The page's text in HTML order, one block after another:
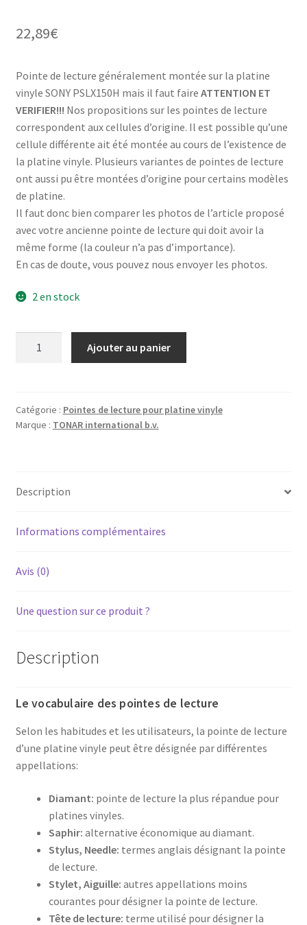
22,89€
Pointe de lecture généralement montée sur la platine
vinyle SONY PSLX150H mais il faut faire ATTENTION ET
VERIFIER!!! Nos propositions sur les pointes de lecture
correspondent aux cellules d’origine. Il est possible qu’une
cellule différente ait été montée au cours de l’existence de
la platine vinyle. Plusieurs variantes de pointes de lecture
ont aussi pu être montées d’origine pour certains modèles
de platine.
Il faut donc bien comparer les photos de l’article proposé
avec votre ancienne pointe de lecture qui doit avoir la
même forme (la couleur n’a pas d’importance).
En cas de doute, vous pouvez nous envoyer les photos.
2 en stock
LX150H
-
lecture
pour
tourne-
Ajouter au panier
Catégorie : Pointes de lecture pour platine vinyle
Marque : TONAR international b.v.
Description
Informations complémentaires
Avis (0)
Une question sur ce produit ?
Description
Le vocabulaire des pointes de lecture
Selon les habitudes et les utilisateurs, la pointe de lecture
d’une platine vinyle peut être désignée par différentes
appellations:
Diamant: pointe de lecture la plus répandue pour
platines vinyles.
Saphir: alternative économique au diamant.
Stylus, Needle: termes anglais désignant la pointe
de lecture.
Stylet, Aiguille: autres appellations moins
courantes pour désigner la pointe de lecture.
Tête de lecture: terme utilisé pour désigner la